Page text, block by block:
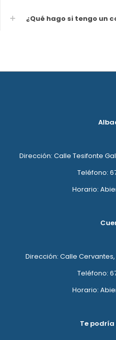
¿Qué hago si tengo un
Dirección: Calle Tesifonte
Teléfono:
Horario:
Dirección: Calle Cervantes,
Teléfono:
Horario:
Te